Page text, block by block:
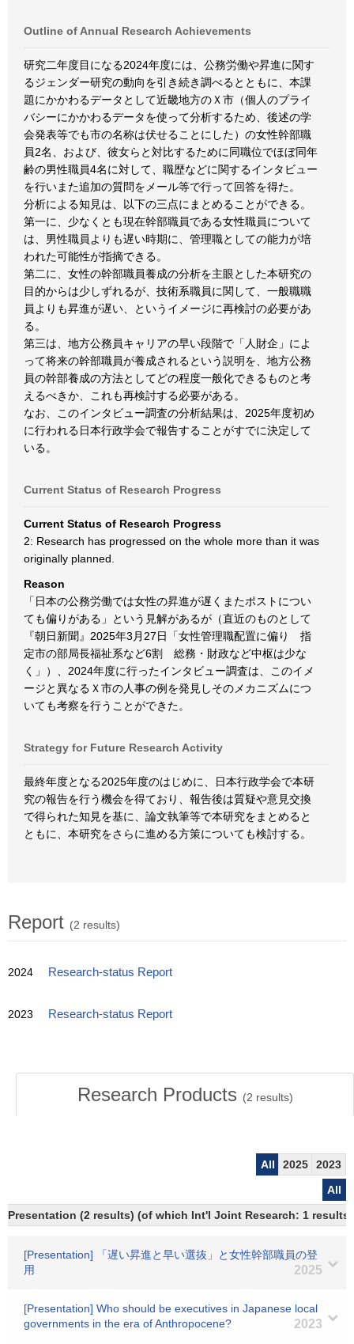
Outline of Annual Research Achievements
研究二年度目になる2024年度には、公務労働や昇進に関す
るジェンダー研究の動向を引き続き調べるとともに、本課
題にかかわるデータとして近畿地方のＸ市（個人のプライ
バシーにかかわるデータを使って分析するため、後述の学
会発表等でも市の名称は伏せることにした）の女性幹部職
員2名、および、彼女らと対比するために同職位でほぼ同年
齢の男性職員4名に対して、職歴などに関するインタビュー
を行いまた追加の質問をメール等で行って回答を得た。
分析による知見は、以下の三点にまとめることができる。
第一に、少なくとも現在幹部職員である女性職員について
は、男性職員よりも遅い時期に、管理職としての能力が培
われた可能性が指摘できる。
第二に、女性の幹部職員養成の分析を主眼とした本研究の
目的からは少しずれるが、技術系職員に関して、一般職職
員よりも昇進が遅い、というイメージに再検討の必要があ
る。
第三は、地方公務員キャリアの早い段階で「人財企」によ
って将来の幹部職員が養成されるという説明を、地方公務
員の幹部養成の方法としてどの程度一般化できるものと考
えるべきか、これも再検討する必要がある。
なお、このインタビュー調査の分析結果は、2025年度初め
に行われる日本行政学会で報告することがすでに決定して
いる。
Current Status of Research Progress
Current Status of Research Progress
2: Research has progressed on the whole more than it was
originally planned.
Reason
「日本の公務労働では女性の昇進が遅くまたポストについ
ても偏りがある」という見解があるが（直近のものとして
『朝日新聞』2025年3月27日「女性管理職配置に偏り 指
定市の部局長福祉系など6割 総務・財政など中枢は少な
く」）、2024年度に行ったインタビュー調査は、このイメ
ージと異なるＸ市の人事の例を発見しそのメカニズムにつ
いても考察を行うことができた。
Strategy for Future Research Activity
最終年度となる2025年度のはじめに、日本行政学会で本研
究の報告を行う機会を得ており、報告後は質疑や意見交換
で得られた知見を基に、論文執筆等で本研究をまとめると
ともに、本研究をさらに進める方策についても検討する。
Report (2 results)
2024 Research-status Report
2023 Research-status Report
Research Products (2 results)
All 2025
2023
All
Presentation (2 results) (of which Int'l Joint Research: 1 results)
[Presentation] 「遅い昇進と早い選抜」と女性幹部職員の登
用
2025
[Presentation] Who should be executives in Japanese local
governments in the era of Anthropocene?
2023